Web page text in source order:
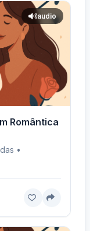
audio
Romântica e
•